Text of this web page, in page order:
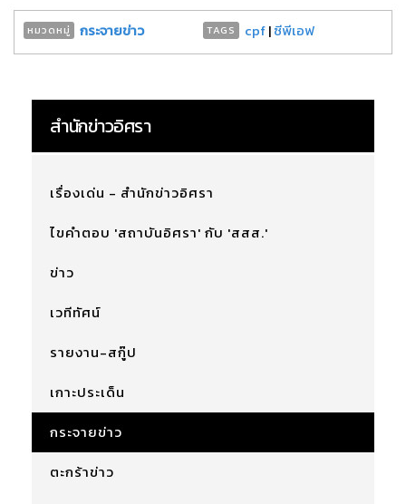
หมวดหมู่ กระจายข่าว TAGS cpf|ซีพีเอฟ
สำนักข่าวอิศรา
เรื่องเด่น - สำนักข่าวอิศรา
ไขคำตอบ 'สถาบันอิศรา' กับ 'สสส.'
ข่าว
เวทีทัศน์
รายงาน-สกู๊ป
เกาะประเด็น
กระจายข่าว
ตะกร้าข่าว